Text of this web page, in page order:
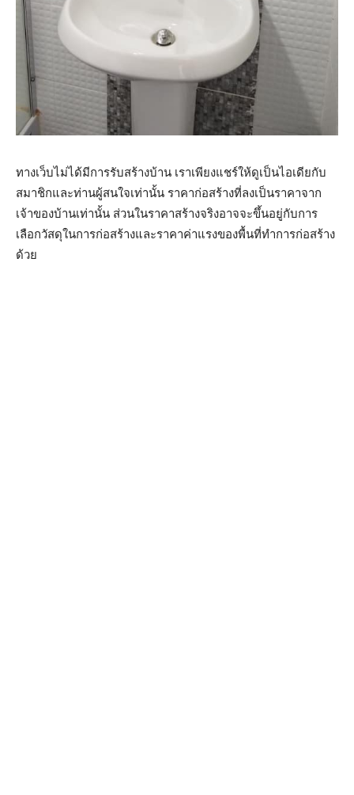
ทางเว็บไม่ได้มีการรับสร้างบ้าน เราเพียงแชร์ให้ดูเป็นไอเดียกับ
สมาชิกและท่านผู้สนใจเท่านั้น ราคาก่อสร้างที่ลงเป็นราคาจาก
เจ้าของบ้านเท่านั้น ส่วนในราคาสร้างจริงอาจจะขึ้นอยู่กับการ
เลือกวัสดุในการก่อสร้างและราคาค่าแรงของพื้นที่ทำการก่อสร้าง
ด้วย